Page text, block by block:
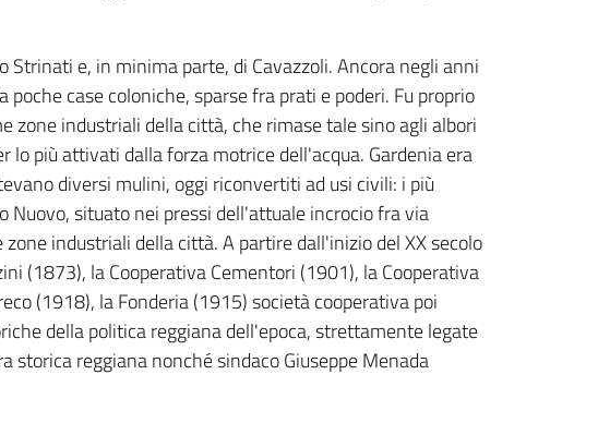
e, in minima parte, di Cavazzoli. Ancora negli anni
case coloniche, sparse fra prati e poderi. Fu proprio
zone industriali della città, che rimase tale sino agli albori
più attivati dalla forza motrice dell'acqua. Gardenia era
diversi mulini, oggi riconvertiti ad usi civili: i più
Nuovo, situato nei pressi dell'attuale incrocio fra via
industriali della città. A partire dall'inizio del XX secolo
(1873), la Cooperativa Cementori (1901), la Cooperativa
(1918), la Fonderia (1915) società cooperativa poi
della politica reggiana dell'epoca, strettamente legate
reggiana nonché sindaco Giuseppe Menada